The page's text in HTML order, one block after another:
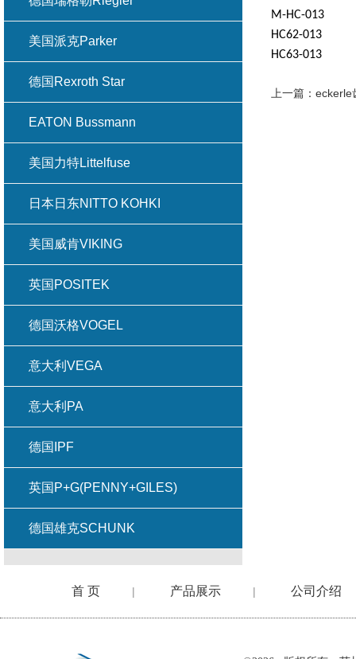
M-HC-013
HC62-013
HC63-013
上一篇： eckerle
美国派克Parker
德国Rexroth Star
EATON Bussmann
美国力特Littelfuse
日本日东NITTO KOHKI
美国威肯VIKING
英国POSITEK
德国沃格VOGEL
意大利VEGA
意大利PA
德国IPF
英国P+G(PENNY+GILES)
德国雄克SCHUNK
首 页 | 产品展示 | 公司介绍